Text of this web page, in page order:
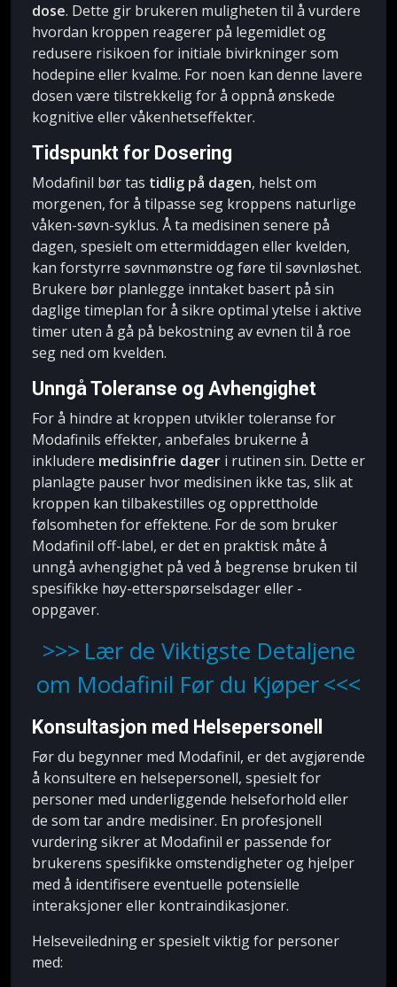
dose. Dette gir brukeren muligheten til å vurdere
hvordan kroppen reagerer på legemidlet og
redusere risikoen for initiale bivirkninger som
hodepine eller kvalme. For noen kan denne lavere
dosen være tilstrekkelig for å oppnå ønskede
kognitive eller våkenhetseffekter.
Tidspunkt for Dosering
Modafinil bør tas tidlig på dagen, helst om
morgenen, for å tilpasse seg kroppens naturlige
våken-søvn-syklus. Å ta medisinen senere på
dagen, spesielt om ettermiddagen eller kvelden,
kan forstyrre søvnmønstre og føre til søvnløshet.
Brukere bør planlegge inntaket basert på sin
daglige timeplan for å sikre optimal ytelse i aktive
timer uten å gå på bekostning av evnen til å roe
seg ned om kvelden.
Unngå Toleranse og Avhengighet
For å hindre at kroppen utvikler toleranse for
Modafinils effekter, anbefales brukerne å
inkludere medisinfrie dager i rutinen sin. Dette er
planlagte pauser hvor medisinen ikke tas, slik at
kroppen kan tilbakestilles og opprettholde
følsomheten for effektene. For de som bruker
Modafinil off-label, er det en praktisk måte å
unngå avhengighet på ved å begrense bruken til
spesifikke høy-etterspørselsdager eller -
oppgaver.
Lær de Viktigste Detaljene
om Modafinil Før du Kjøper
Konsultasjon med Helsepersonell
Før du begynner med Modafinil, er det avgjørende
å konsultere en helsepersonell, spesielt for
personer med underliggende helseforhold eller
de som tar andre medisiner. En profesjonell
vurdering sikrer at Modafinil er passende for
brukerens spesifikke omstendigheter og hjelper
med å identifisere eventuelle potensielle
interaksjoner eller kontraindikasjoner.
Helseveiledning er spesielt viktig for personer
med: